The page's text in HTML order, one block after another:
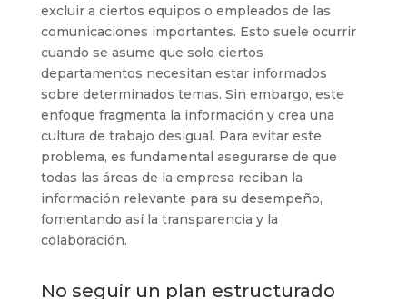
excluir a ciertos equipos o empleados de las
comunicaciones importantes. Esto suele ocurrir
cuando se asume que solo ciertos
departamentos necesitan estar informados
sobre determinados temas. Sin embargo, este
enfoque fragmenta la información y crea una
cultura de trabajo desigual. Para evitar este
problema, es fundamental asegurarse de que
todas las áreas de la empresa reciban la
información relevante para su desempeño,
fomentando así la transparencia y la
colaboración.
No seguir un plan estructurado